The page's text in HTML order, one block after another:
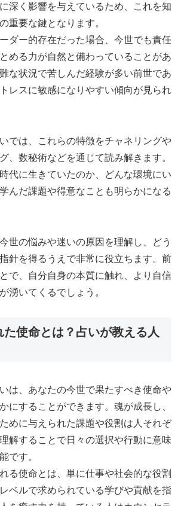
深く影響を与えているため、これを知
重要な鍵となります。
ダー的存在だった場合、今世でも責任
める力が自然と備わっていることがあ
な状況で苦しんだ経験が多い前世であ
レスに敏感になりやすい傾向が見られ
では、これらの特徴をチャネリングや
、数秘術などを通じて読み解きます。
代に生きていたのか、どんな環境にい
んだ課題や得意なことも明らかになる
世の悩みや迷いの原因を理解し、どう
針を得るうえで非常に役立ちます。前
で、自分自身の本質に触れ、より自信
湧いてくるでしょう。
使命とは？占いが教える人
は、あなたの今世で果たすべき使命や
にすることができます。魂が成長し、
めに与えられた課題や役割は人それぞ
解することで日々の選択や行動に意味
です。
る使命とは、単に仕事や社会的な役割
ベルで求められている学びや貢献を指